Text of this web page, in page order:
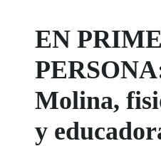
EN
Molina,
y